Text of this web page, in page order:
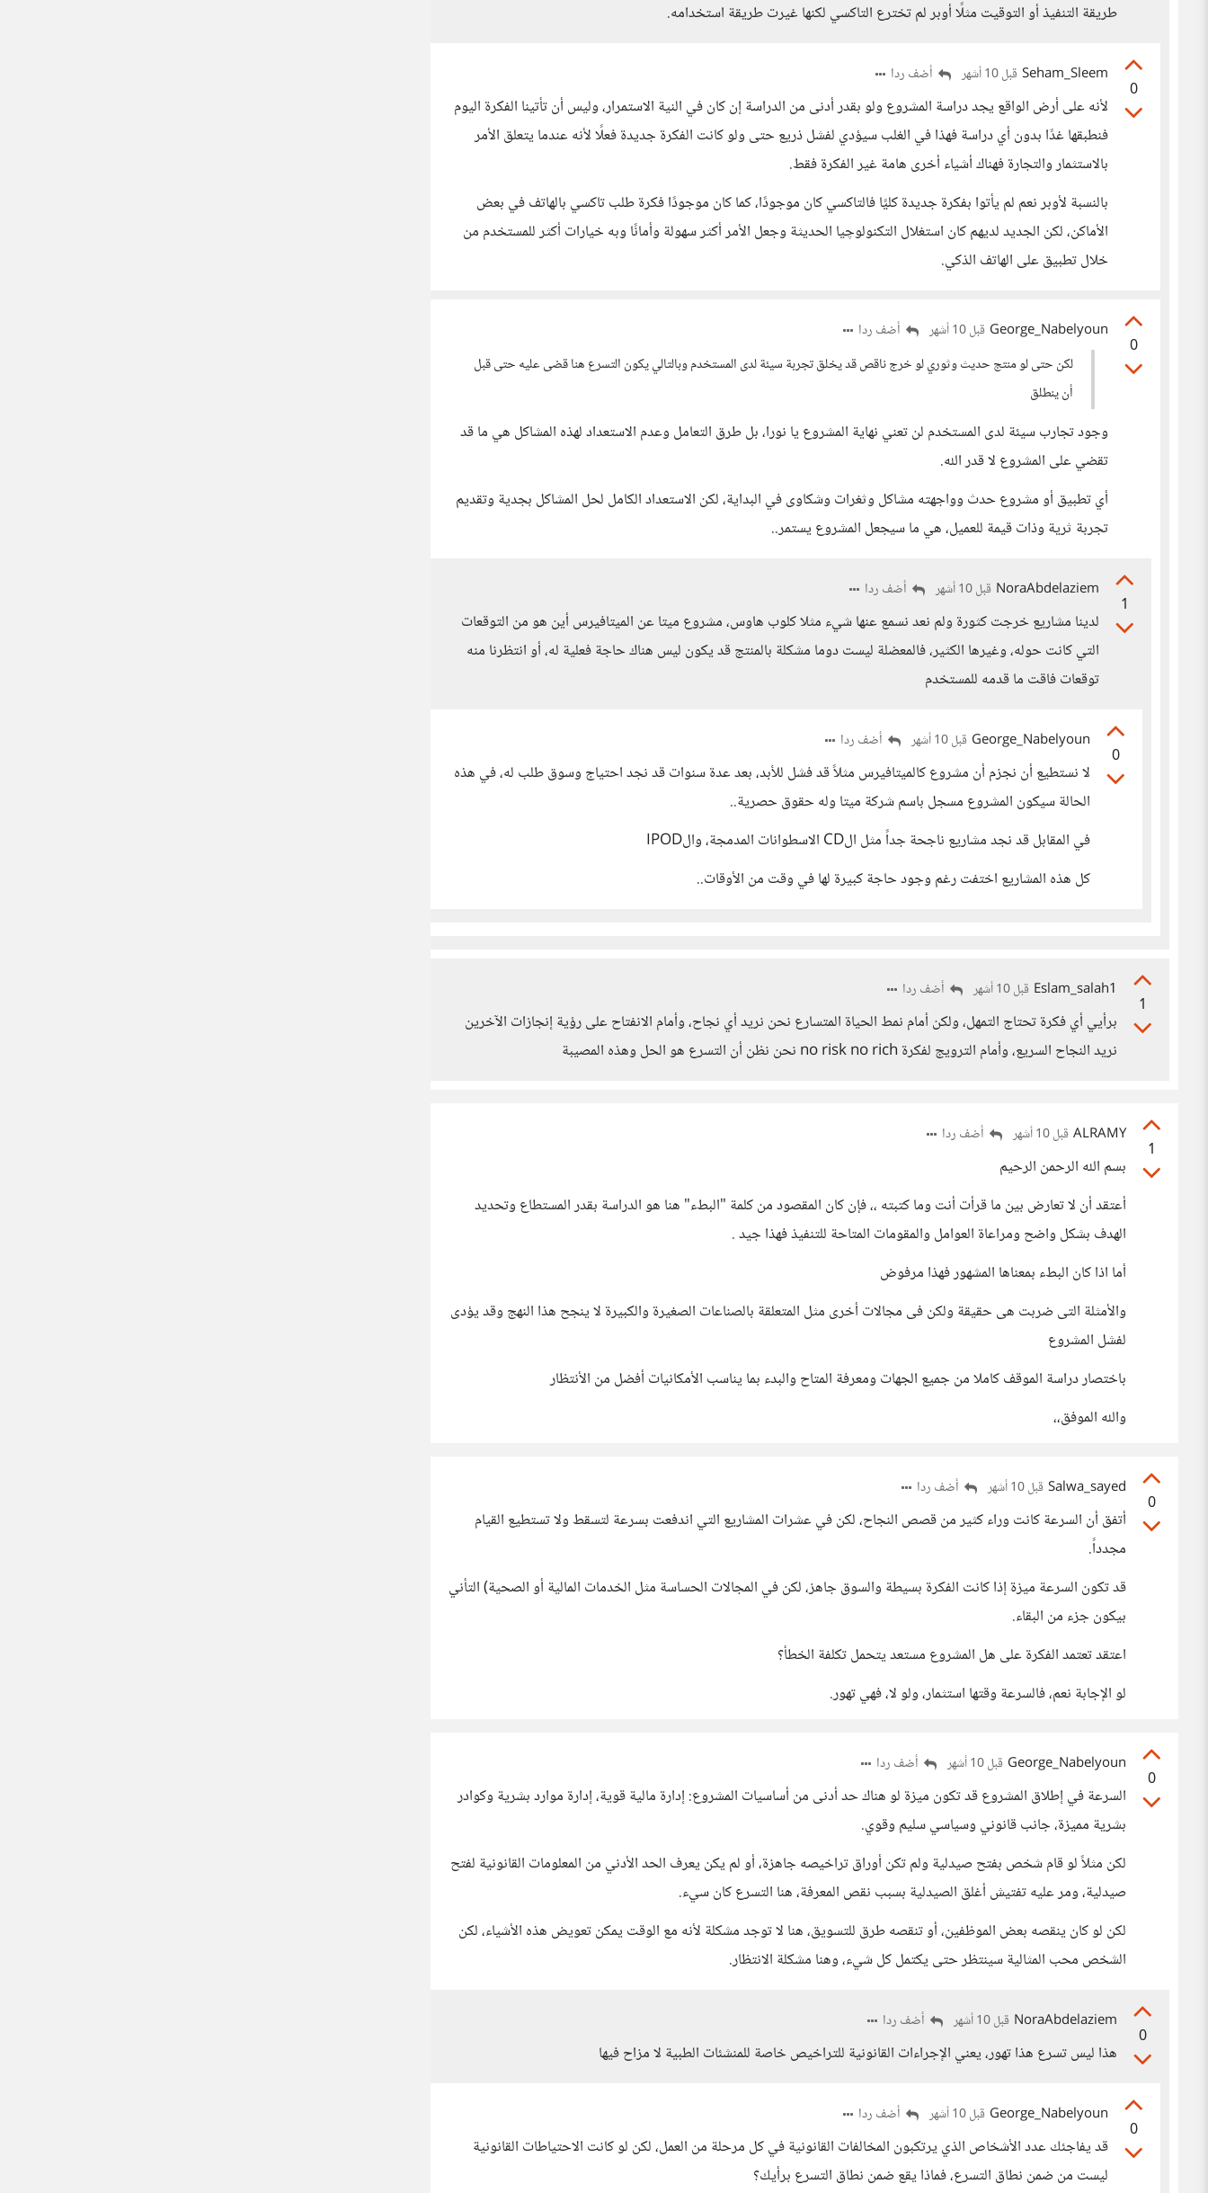
طريقة التنفيذ أو التوقيت مثلًا أوبر لم تخترع التاكسي لكنها غيرت طريقة استخدامه.
0
Seham_Sleem قبل 10 أشهر أضف ردا
لأنه على أرض الواقع يجد دراسة المشروع ولو بقدر أدنى من الدراسة إن كان في النية الاستمرار، وليس أن تأتينا الفكرة اليوم
فنطبقها غدًا بدون أي دراسة فهذا في الغلب سيؤدي لفشل ذريع حتى ولو كانت الفكرة جديدة فعلًا لأنه عندما يتعلق الأمر
بالاستثمار والتجارة فهناك أشياء أخرى هامة غير الفكرة فقط.
بالنسبة لأوبر نعم لم يأتوا بفكرة جديدة كليًا فالتاكسي كان موجودًا، كما كان موجودًا فكرة طلب تاكسي بالهاتف في بعض
الأماكن، لكن الجديد لديهم كان استغلال التكنولوچيا الحديثة وجعل الأمر أكثر سهولة وأمانًا وبه خيارات أكثر للمستخدم من
خلال تطبيق على الهاتف الذكي.
0
George_Nabelyoun قبل 10 أشهر
أضف ردا
لكن حتى لو منتج حديث وثوري لو خرج ناقص قد يخلق تجربة سيئة لدى المستخدم وبالتالي يكون التسرع هنا قضى عليه حتى قبل
أن ينطلق
وجود تجارب سيئة لدى المستخدم لن تعني نهاية المشروع يا نورا، بل طرق التعامل وعدم الاستعداد لهذه المشاكل هي ما قد
تقضي على المشروع لا قدر الله.
أي تطبيق أو مشروع حدث وواجهته مشاكل وثغرات وشكاوى في البداية، لكن الاستعداد الكامل لحل المشاكل بجدية وتقديم
تجربة ثرية وذات قيمة للعميل، هي ما سيجعل المشروع يستمر..
1
NoraAbdelaziem قبل 10 أشهر أضف ردا
لدينا مشاريع خرجت كثورة ولم نعد نسمع عنها شيء مثلا كلوب هاوس، مشروع ميتا عن الميتافيرس أين هو من التوقعات
التي كانت حوله، وغيرها الكثير، فالمعضلة ليست دوما مشكلة بالمنتج قد يكون ليس هناك حاجة فعلية له، أو انتظرنا منه
توقعات فاقت ما قدمه للمستخدم
0
George_Nabelyoun قبل 10 أشهر أضف ردا
لا نستطيع أن نجزم أن مشروع كالميتافيرس مثلاً قد فشل للأبد، بعد عدة سنوات قد نجد احتياج وسوق طلب له، في هذه
الحالة سيكون المشروع مسجل باسم شركة ميتا وله حقوق حصرية..
في المقابل قد نجد مشاريع ناجحة جداً مثل الCD الاسطوانات المدمجة، والIPOD
كل هذه المشاريع اختفت رغم وجود حاجة كبيرة لها في وقت من الأوقات..
1
Eslam_salah1 قبل 10 أشهر أضف ردا
برأيي أي فكرة تحتاج التمهل، ولكن أمام نمط الحياة المتسارع نحن نريد أي نجاح، وأمام الانفتاح على رؤية إنجازات الآخرين
نريد النجاح السريع، وأمام الترويج لفكرة no risk no rich نحن نظن أن التسرع هو الحل وهذه المصيبة
1
ALRAMY قبل 10 أشهر أضف ردا
بسم الله الرحمن الرحيم
أعتقد أن لا تعارض بين ما قرأت أنت وما كتبته ،، فإن كان المقصود من كلمة "البطء" هنا هو الدراسة بقدر المستطاع وتحديد
الهدف بشكل واضح ومراعاة العوامل والمقومات المتاحة للتنفيذ فهذا جيد .
أما اذا كان البطء بمعناها المشهور فهذا مرفوض
والأمثلة التى ضربت هى حقيقة ولكن فى مجالات أخرى مثل المتعلقة بالصناعات الصغيرة والكبيرة لا ينجح هذا النهج وقد يؤدى
لفشل المشروع
باختصار دراسة الموقف كاملا من جميع الجهات ومعرفة المتاح والبدء بما يناسب الأمكانيات أفضل من الأنتظار
والله الموفق،،
0
Salwa_sayed قبل 10 أشهر أضف ردا
أتفق أن السرعة كانت وراء كثير من قصص النجاح، لكن في عشرات المشاريع التي اندفعت بسرعة لتسقط ولا تستطيع القيام
مجدداً.
قد تكون السرعة ميزة إذا كانت الفكرة بسيطة والسوق جاهز، لكن في المجالات الحساسة مثل الخدمات المالية أو الصحية) التأني
بيكون جزء من البقاء.
اعتقد تعتمد الفكرة على هل المشروع مستعد يتحمل تكلفة الخطأ؟
لو الإجابة نعم، فالسرعة وقتها استثمار، ولو لا، فهي تهور.
0
George_Nabelyoun قبل 10 أشهر أضف ردا
السرعة في إطلاق المشروع قد تكون ميزة لو هناك حد أدنى من أساسيات المشروع: إدارة مالية قوية، إدارة موارد بشرية وكوادر
بشرية مميزة، جانب قانوني وسياسي سليم وقوي.
لكن مثلاً لو قام شخص بفتح صيدلية ولم تكن أوراق تراخيصه جاهزة، أو لم يكن يعرف الحد الأدني من المعلومات القانونية لفتح
صيدلية، ومر عليه تفتيش أغلق الصيدلية بسبب نقص المعرفة، هنا التسرع كان سيء.
لكن لو كان ينقصه بعض الموظفين، أو تنقصه طرق للتسويق، هنا لا توجد مشكلة لأنه مع الوقت يمكن تعويض هذه الأشياء، لكن
الشخص محب المثالية سينتظر حتى يكتمل كل شيء، وهنا مشكلة الانتظار.
0
NoraAbdelaziem قبل 10 أشهر أضف ردا
هذا ليس تسرع هذا تهور، يعني الإجراءات القانونية للتراخيص خاصة للمنشئات الطبية لا مزاح فيها
0
George_Nabelyoun قبل 10 أشهر أضف ردا
قد يفاجئك عدد الأشخاص الذي يرتكبون المخالفات القانونية في كل مرحلة من العمل، لكن لو كانت الاحتياطات القانونية
ليست من ضمن نطاق التسرع، فماذا يقع ضمن نطاق التسرع برأيك؟